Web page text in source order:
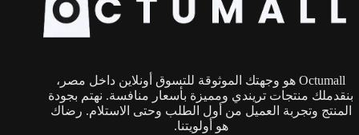
اختيار
المنتج
Octumall هو وجهتك الموثوقة للتسوق أونلاين داخل مصر،
بنقدملك منتجات تريندي ومميزة بأسعار منافسة. نهتم بجودة
المنتج وتجربة العميل من أول الطلب وحتى الاستلام. رضاك
هو أولويتنا.